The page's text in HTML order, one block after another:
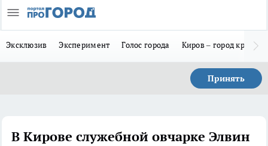
Эксклюзив Эксперимент Голос города Киров – город
Принять
В Кирове служебной овчарке Элвин